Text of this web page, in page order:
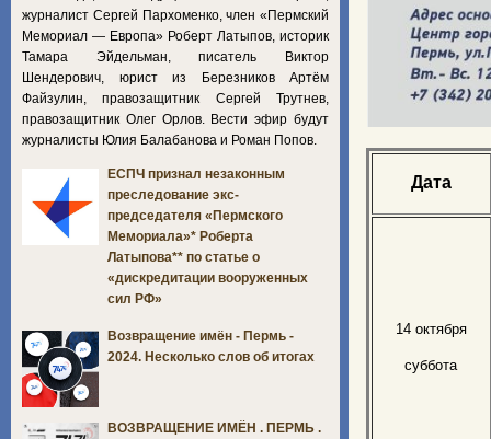
Дата
14 октября
суббота
журналист Сергей Пархоменко, член «Пермский
Мемориал — Европа» Роберт Латыпов, историк
Тамара Эйдельман, писатель Виктор
Шендерович, юрист из Березников Артём
Файзулин, правозащитник Сергей Трутнев,
правозащитник Олег Орлов. Вести эфир будут
журналисты Юлия Балабанова и Роман Попов.
ЕСПЧ признал незаконным
преследование экс-
председателя «Пермского
Мемориала»* Роберта
Латыпова** по статье о
«дискредитации вооруженных
сил РФ»
Возвращение имён - Пермь -
2024. Несколько слов об итогах
ВОЗВРАЩЕНИЕ ИМЁН . ПЕРМЬ .